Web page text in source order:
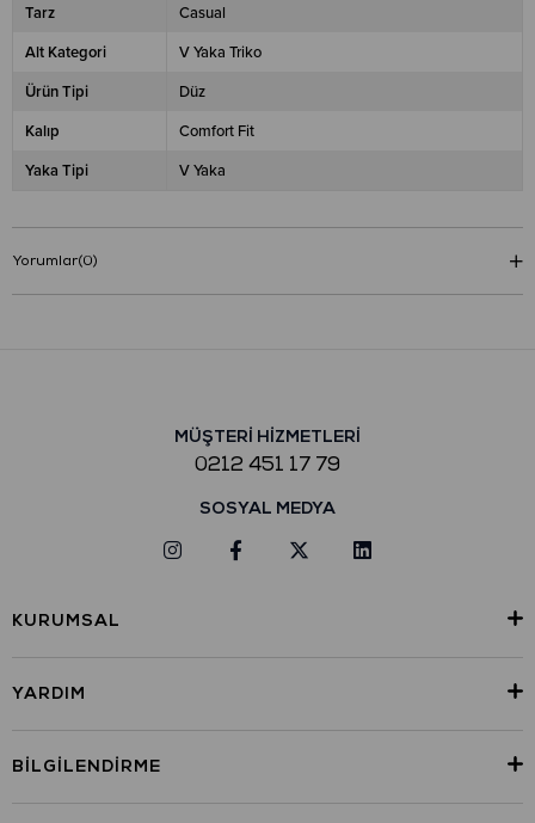
Tarz Casual
Alt Kategori V Yaka Triko
Ürün Tipi Düz
Kalıp Comfort Fit
Yaka Tipi V Yaka
Yorumlar(0)
MÜŞTERİ HİZMETLERİ
0212 451 17 79
SOSYAL MEDYA
KURUMSAL
YARDIM
BILGILENDIRME